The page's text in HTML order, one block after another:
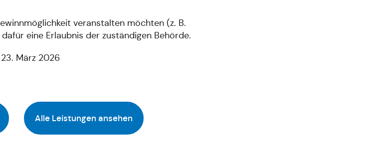
veranstalten möchten (z. B.
eine Erlaubnis der zuständigen Behörde.
März 2026
Alle Leistungen ansehen